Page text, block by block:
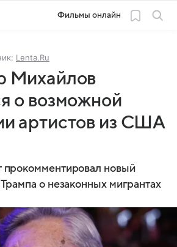
Фильмы онлайн
Lenta.Ru
Михайлов
о возможной
артистов из США
прокомментировал новый
о незаконных мигрантах